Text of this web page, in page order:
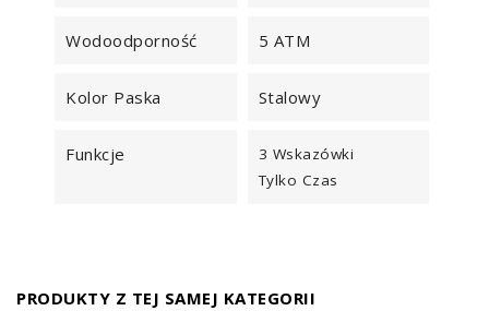
Wodoodporność 5 ATM
Kolor Paska Stalowy
Funkcje
3 Wskazówki
Tylko Czas
PRODUKTY Z TEJ SAMEJ KATEGORII